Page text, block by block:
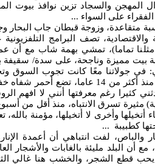
المهجن والسجاد تزين نوافذ بيوت
على السواء ...
متقاعدة، وزوجة قبطان جاب البحار
والاقتصادية، تصف البرامج
مثلنا تماما)، تمشي بهمة شاب مع أن
بيت مميزة وناجحة، على سدة/ سقيفة
في جولاتنا معًا كانت تجوب السوق
الأشياء بدقة متناهية، تعيش برفقة "ليزا" القطة الإيرانية منذ أكثر من 14 عاما، تضع
كثيرا رغم معرفتها أنني لا افهم
مثيرة تسرق الانتباه، منذ أقل من
وأخرى لا أتخيلها، مؤمنة بالله،
كطبيبة
...
لفت انتباهي أن أعمدة
أن البلد مليئة بالغابات والأشجار
يحب قطع الشجر، والخشب هنا غالي